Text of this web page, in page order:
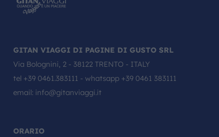
GITAN VIAGGI DI PAGINE DI GUSTO SRL
Via Bolognini, 2 - 38122 TRENTO - ITALY
tel +39 0461.383111 - whatsapp +39 0461 383111
email: info@gitanviaggi.it
ORARIO